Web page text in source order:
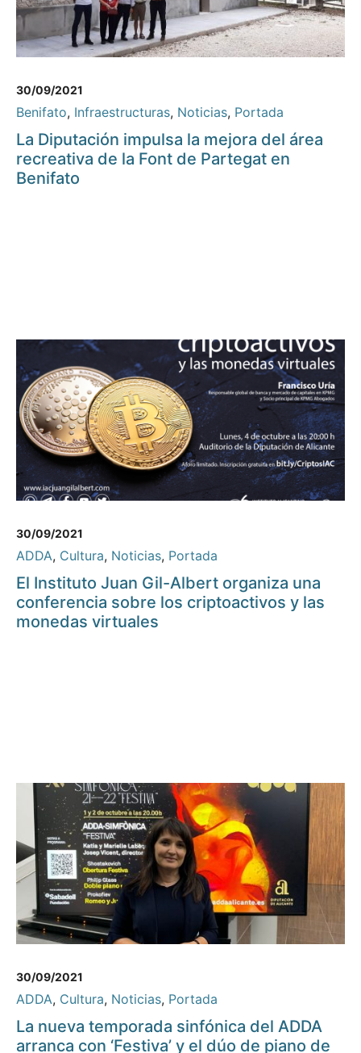
30/09/2021
Benifato, Infraestructuras, Noticias, Portada
La Diputación impulsa la mejora del área
recreativa de la Font de Partegat en
Benifato
30/09/2021
ADDA, Cultura, Noticias, Portada
El Instituto Juan Gil-Albert organiza una
conferencia sobre los criptoactivos y las
monedas virtuales
30/09/2021
ADDA, Cultura, Noticias, Portada
La nueva temporada sinfónica del ADDA
arranca con ‘Festiva’ y el dúo de piano de